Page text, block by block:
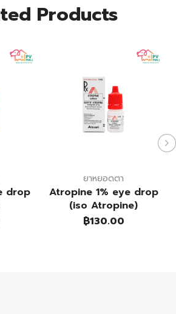
Products
drop
ยาหยอดตา
Atropine 1% eye drop
(iso Atropine)
฿130.00